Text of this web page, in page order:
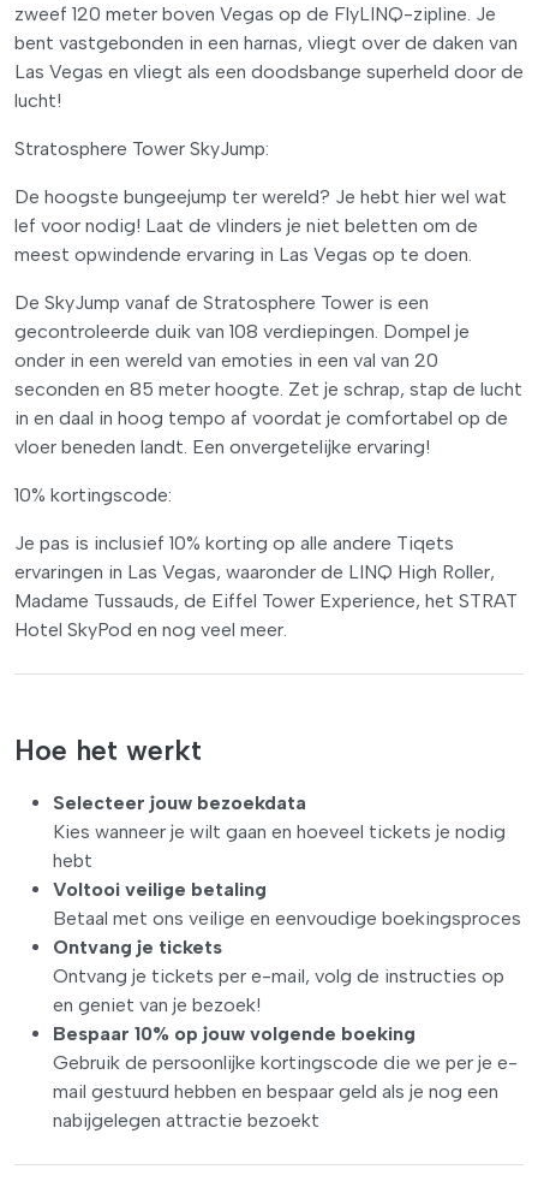
zweef 120 meter boven Vegas op de FlyLINQ-zipline. Je
bent vastgebonden in een harnas, vliegt over de daken van
Las Vegas en vliegt als een doodsbange superheld door de
lucht!
Stratosphere Tower SkyJump:
De hoogste bungeejump ter wereld? Je hebt hier wel wat
lef voor nodig! Laat de vlinders je niet beletten om de
meest opwindende ervaring in Las Vegas op te doen.
De SkyJump vanaf de Stratosphere Tower is een
gecontroleerde duik van 108 verdiepingen. Dompel je
onder in een wereld van emoties in een val van 20
seconden en 85 meter hoogte. Zet je schrap, stap de lucht
in en daal in hoog tempo af voordat je comfortabel op de
vloer beneden landt. Een onvergetelijke ervaring!
10% kortingscode:
Je pas is inclusief 10% korting op alle andere Tiqets
ervaringen in Las Vegas, waaronder de LINQ High Roller,
Madame Tussauds, de Eiffel Tower Experience, het STRAT
Hotel SkyPod en nog veel meer.
Hoe het werkt
Selecteer jouw bezoekdata
Kies wanneer je wilt gaan en hoeveel tickets je nodig
hebt
Voltooi veilige betaling
Betaal met ons veilige en eenvoudige boekingsproces
Ontvang je tickets
Ontvang je tickets per e-mail, volg de instructies op
en geniet van je bezoek!
Bespaar 10% op jouw volgende boeking
Gebruik de persoonlijke kortingscode die we per je e-
mail gestuurd hebben en bespaar geld als je nog een
nabijgelegen attractie bezoekt